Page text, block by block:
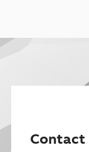
Contact